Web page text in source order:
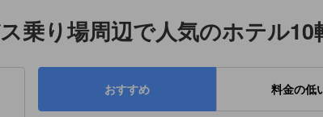
乗り場周辺で人気のホテル10
おすすめ 料金の低